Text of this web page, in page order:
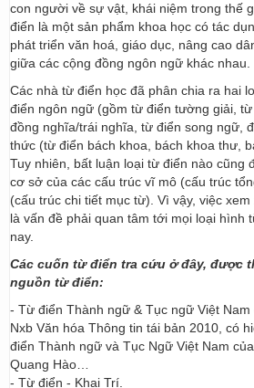
con người về sự vật, khái niệm trong thế
điển là một sản phẩm khoa học có tác
phát triển văn hoá, giáo dục, nâng cao
giữa các cộng đồng ngôn ngữ khác nhau.
Các nhà từ điển học đã phân chia ra hai
điển ngôn ngữ (gồm từ điển tường giải,
đồng nghĩa/trái nghĩa, từ điển song ngữ,
thức (từ điển bách khoa, bách khoa thư,
Tuy nhiên, bất luận loại từ điển nào cũng
cơ sở của các cấu trúc vĩ mô (cấu trúc
(cấu trúc chi tiết mục từ). Vì vậy, việc
là vấn đề phải quan tâm tới mọi loại hình
nay.
Các cuốn từ điển tra cứu ở đây, được
nguồn từ điển:
- Từ điển Thành ngữ & Tục ngữ Việt
Nxb Văn hóa Thông tin tái bản 2010, có
điển Thành ngữ và Tục Ngữ Việt Nam
Quang Hào…
- Từ điển - Khai Trí.